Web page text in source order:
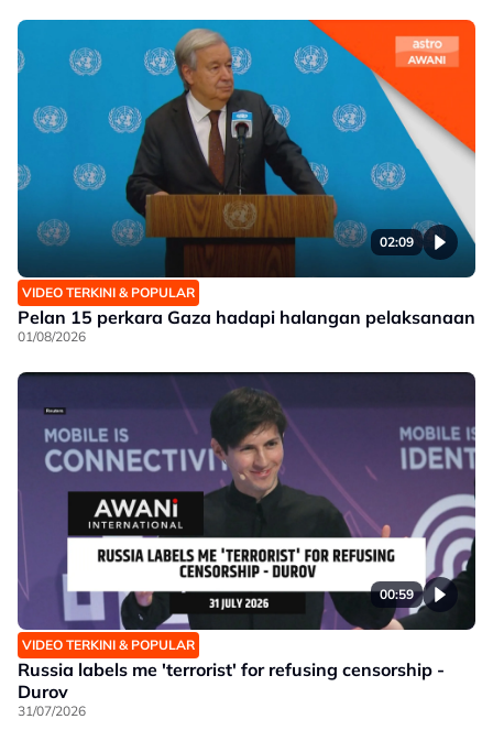
02:09
VIDEO TERKINI & POPULAR
Pelan 15 perkara Gaza hadapi halangan pelaksanaan
01/08/2026
00:59
VIDEO TERKINI & POPULAR
Russia labels me 'terrorist' for refusing censorship -
Durov
31/07/2026